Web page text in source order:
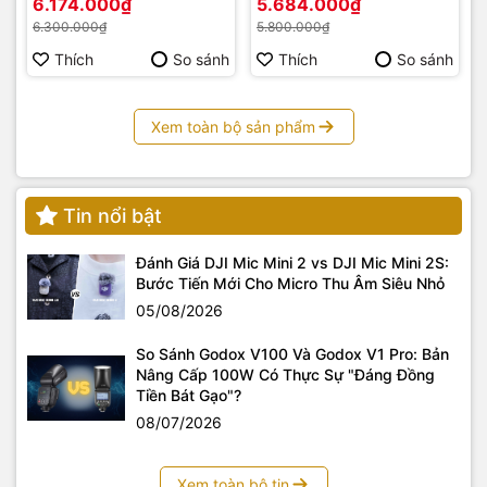
Ba lô tiện dụng
Mặt sau dày với vải mềm thoáng khí, thiết kế công thái học
giúp tăng luồng không khí khi đi bộ đường dài hoặc đi du
lịch và phân bổ trọng lượng đều để tăng thêm sự thoải mái
và thoáng khí, có dây đai xe đẩy ở giữa để dễ dàng di
chuyển trên hộp xe đẩy
6.300.000₫
Thích So sánh
5.800.000₫
Thích So sánh
Xem toàn bộ sản phẩm
Tin nổi bật
Đánh Giá DJI Mic Mini 2 vs DJI Mic Mini 2S:
Bước Tiến Mới Cho Micro Thu Âm Siêu Nhỏ
05/08/2026
So Sánh Godox V100 Và Godox V1 Pro: Bản
Nâng Cấp 100W Có Thực Sự "Đáng Đồng
Tiền Bát Gạo"?
08/07/2026